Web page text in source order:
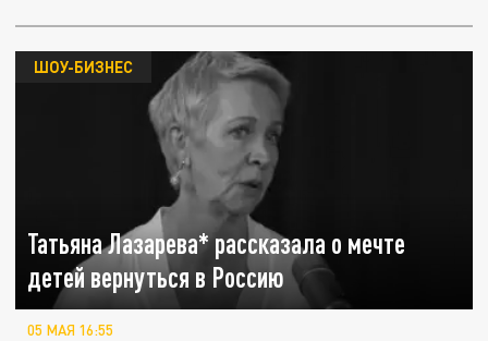
Татьяна Лазарева* рассказала о мечте
детей вернуться в Россию
ШОУ-БИЗНЕС
05 МАЯ 16:55